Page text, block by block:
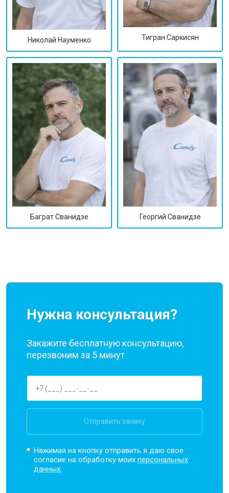
Николай Науменко Тигран Саркисян
Баграт Сванидзе Георгий Сванидзе
Нужна консультация?
Закажите бесплатную консультацию,
перезвоним за 5 минут
Отправить заявку
Нажимая на кнопку отправить я даю свое
согласие на обработку моихперсональных
данных.